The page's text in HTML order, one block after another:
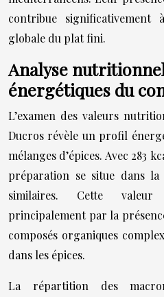
contribue significativement
globale du plat fini.
Analyse
énergétiques du
L’examen des valeurs
Ducros révèle un profil
mélanges d’épices. Avec 283
préparation se situe dans la
similaires. Cette valeur
principalement par la
composés organiques
dans les épices.
La répartition des